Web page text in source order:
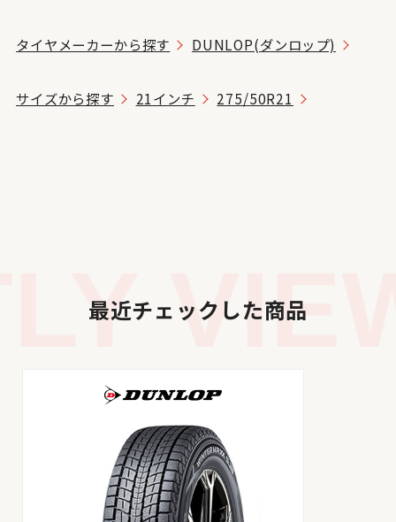
タイヤメーカーから探す DUNLOP(ダンロップ)
サイズから探す 21インチ 275/50R21
最近チェックした商品